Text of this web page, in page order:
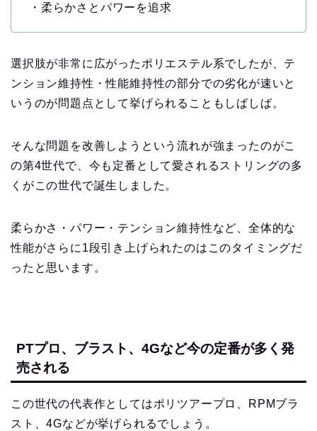
・柔らかさとパワーを追求
選択肢が非常に広がったポリエステル系でしたが、テ
ンション維持性・性能維持性の部分での劣化が速いと
いうのが問題点として挙げられることもしばしば。
そんな問題を改善しようという流れが強まったのがこ
の第4世代で、今も定番として愛されるストリングの多
くがこの世代で誕生しました。
柔らかさ・パワー・テンション維持性など、全体的な
性能がさらに1段引き上げられたのはこのタイミングだ
ったと思います。
PTプロ、ブラスト、4Gなど今の定番が多く発
売される
この世代の代表作としてはポリツアープロ、RPMブラ
スト、4Gなどが挙げられるでしょう。